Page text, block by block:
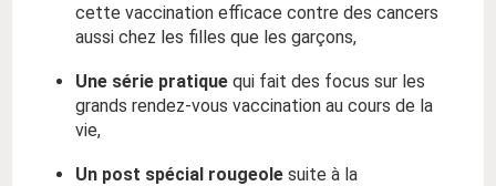
cette vaccination efficace contre des cancers
aussi chez les filles que les garçons,
Une série pratique qui fait des focus sur les
grands rendez-vous vaccination au cours de la
vie,
Un post spécial rougeole suite à la